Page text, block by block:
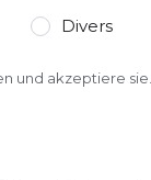
Divers
und akzeptiere sie.